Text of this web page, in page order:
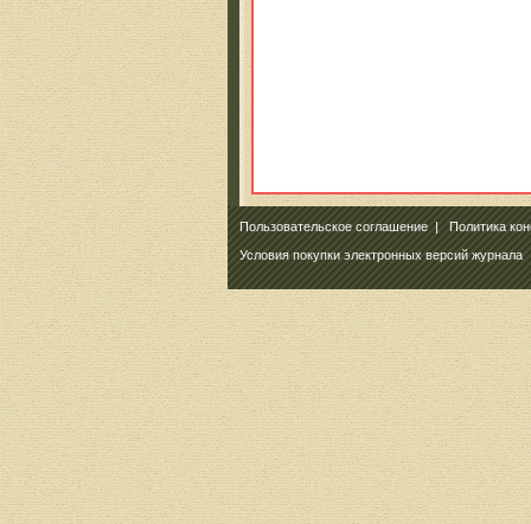
Пользовательское соглашение|Политика
Условия покупки электронных версий журнала